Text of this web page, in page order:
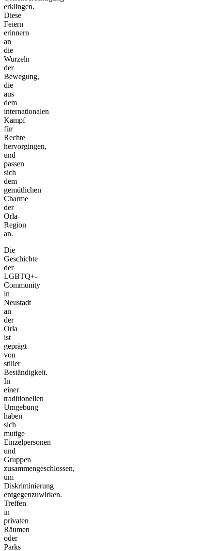
erklingen.
Diese
Feiern
erinnern
an
die
Wurzeln
der
Bewegung,
die
aus
dem
internationalen
Kampf
für
Rechte
hervorgingen,
und
passen
sich
dem
gemütlichen
Charme
der
Orla-
Region
an.
Die
Geschichte
der
LGBTQ+-
Community
in
Neustadt
an
der
Orla
ist
geprägt
von
stiller
Beständigkeit.
In
einer
traditionellen
Umgebung
haben
sich
mutige
Einzelpersonen
und
Gruppen
zusammengeschlossen,
um
Diskriminierung
entgegenzuwirken.
Treffen
in
privaten
Räumen
oder
Parks